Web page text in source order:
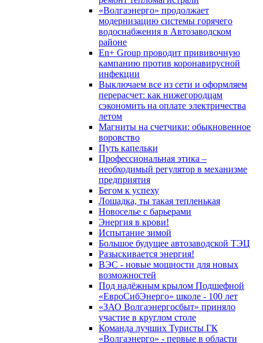
«Волгаэнерго» продолжает
модернизацию системы горячего
водоснабжения в Автозаводском
районе
En+ Group проводит прививочную
кампанию против коронавирусной
инфекции
Выключаем все из сети и оформляем
перерасчет: как нижегородцам
сэкономить на оплате электричества
летом
Магниты на счетчики: обыкновенное
воровство
Путь капельки
Профессиональная этика –
необходимый регулятор в механизме
предприятия
Бегом к успеху
Лошадка, ты такая тепленькая
Новоселье с барьерами
Энергия в крови!
Испытание зимой
Большое будущее автозаводской ТЭЦ
Разыскивается энергия!
ВЭС - новые мощности для новых
возможностей
Под надёжным крылом Подшефной
«ЕвроСибЭнерго» школе - 100 лет
«ЗАО Волгаэнергосбыт» приняло
участие в круглом столе
Команда лучших Туристы ГК
«Волгаэнерго» - первые в области